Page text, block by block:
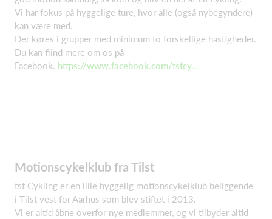
Vi har fokus på hyggelige ture, hvor alle (også nybegyndere)
kan være med.
Der køres i grupper med minimum to forskellige hastigheder.
Du kan fiind mere om os på
Facebook. https://www.facebook.com/tstcy...
Motionscykelklub fra Tilst
tst Cykling er en lille hyggelig motionscykelklub beliggende
i Tilst vest for Aarhus som blev stiftet i 2013.
Vi er altid åbne overfor nye medlemmer, og vi tilbyder altid